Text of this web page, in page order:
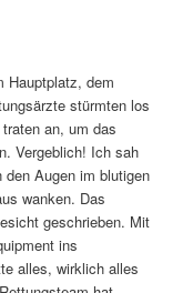
Hauptplatz, dem
stürmten los
an, um das
Vergeblich! Ich sah
Augen im blutigen
wanken. Das
geschrieben. Mit
ins
alles, wirklich alles